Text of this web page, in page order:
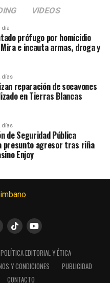
VIDEOS
día
prófugo por homicidio
e incauta armas, droga y
días
reparación de socavones
en Tierras Blancas
días
de Seguridad Pública
presunto agresor tras riña
Enjoy
POLÍTICA EDITORIAL Y ÉTICA
Y CONDICIONES
PUBLICIDAD
CONTACTO